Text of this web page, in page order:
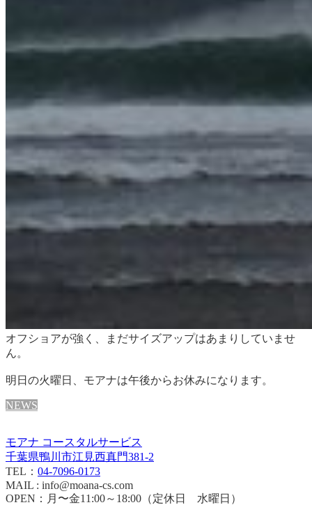
オフショアが強く、まだサイズアップはあまりしていませ
ん。
明日の火曜日、モアナは午後からお休みになります。
NEWS
モアナ コースタルサービス
千葉県鴨川市江見西真門381-2
TEL： 04-7096-0173
MAIL : info@moana-cs.com
OPEN：月〜金11:00～18:00（定休日 水曜日）